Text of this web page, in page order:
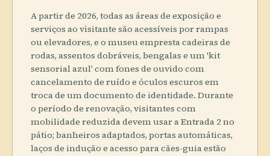
A partir de 2026, todas as áreas de exposição e
serviços ao visitante são acessíveis por rampas
ou elevadores, e o museu empresta cadeiras de
rodas, assentos dobráveis, bengalas e um 'kit
sensorial azul' com fones de ouvido com
cancelamento de ruído e óculos escuros em
troca de um documento de identidade. Durante
o período de renovação, visitantes com
mobilidade reduzida devem usar a Entrada 2 no
pátio; banheiros adaptados, portas automáticas,
laços de indução e acesso para cães-guia estão